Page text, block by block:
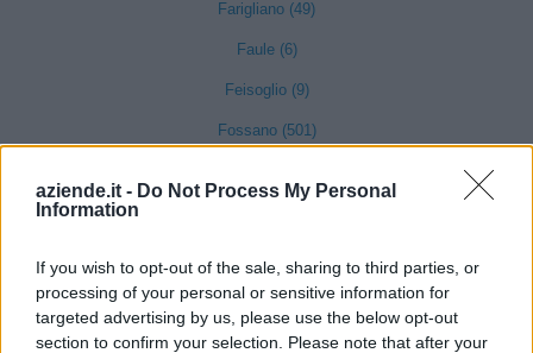
aziende.it - Do Not Process My Personal
Information
If you wish to opt-out of the sale, sharing to third parties, or
processing of your personal or sensitive information for
targeted advertising by us, please use the below opt-out
section to confirm your selection. Please note that after your
Farigliano (49)
Faule (6)
Feisoglio (9)
Fossano (501)
Gaiola (5)
Gambasca (1)